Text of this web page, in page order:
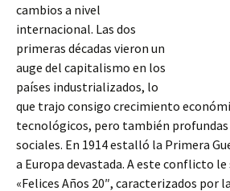
cambios a nivel
internacional. Las dos
primeras décadas vieron un
auge del capitalismo en los
países industrializados, lo
que trajo consigo crecimiento
tecnológicos, pero también profundas
sociales. En 1914 estalló la Primera
a Europa devastada. A este conflicto
«Felices Años 20″, caracterizados por